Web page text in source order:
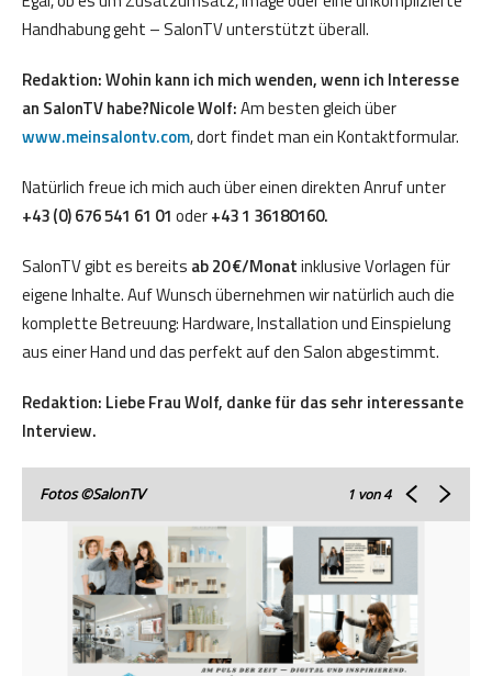
Handhabung geht – SalonTV unterstützt überall.
Redaktion: Wohin kann ich mich wenden, wenn ich Interesse
an SalonTV habe?Nicole Wolf:Am besten gleich über
www.meinsalontv.com, dort findet man ein Kontaktformular.
Natürlich freue ich mich auch über einen direkten Anruf unter
+43 (0) 676 541 61 01 oder+43 1 36180160.
SalonTV gibt es bereits ab 20€/Monatinklusive Vorlagen für
eigene Inhalte. Auf Wunsch übernehmen wir natürlich auch die
komplette Betreuung: Hardware, Installation und Einspielung
aus einer Hand und das perfekt auf den Salon abgestimmt.
Redaktion: Liebe Frau Wolf, danke für das sehr interessante
Interview.
Fotos ©SalonTV 1 von 4